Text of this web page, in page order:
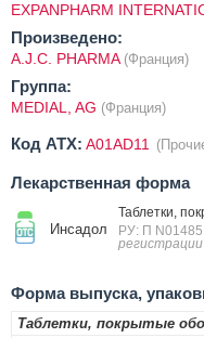
EXPANPHARM
Произведено:
A.J.C. PHARMA (Франция)
Группа:
MEDIAL, AG (Франция)
Код ATX: A01AD11
Лекарственная форма
Инсадол
Таблетки,
РУ: П
регистрации
Форма выпуска,
Таблетки, покрытые